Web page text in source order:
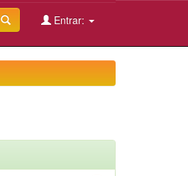
Entrar: